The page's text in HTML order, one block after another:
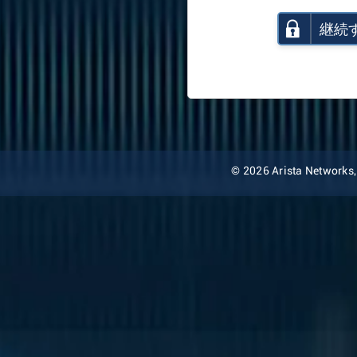
継続
© 2026 Arista